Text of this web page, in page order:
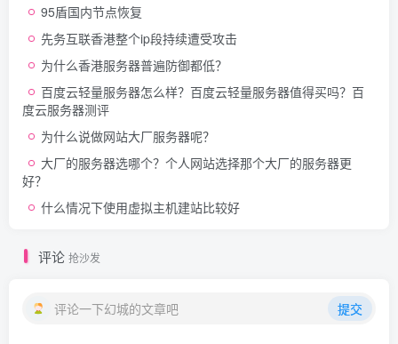
95盾国内节点恢复
先务互联香港整个ip段持续遭受攻击
为什么香港服务器普遍防御都低？
百度云轻量服务器怎么样？百度云轻量服务器值得买吗？百
度云服务器测评
为什么说做网站大厂服务器呢？
大厂的服务器选哪个？个人网站选择那个大厂的服务器更
好？
什么情况下使用虚拟主机建站比较好
评论 抢沙发
评论一下幻城的文章吧 提交